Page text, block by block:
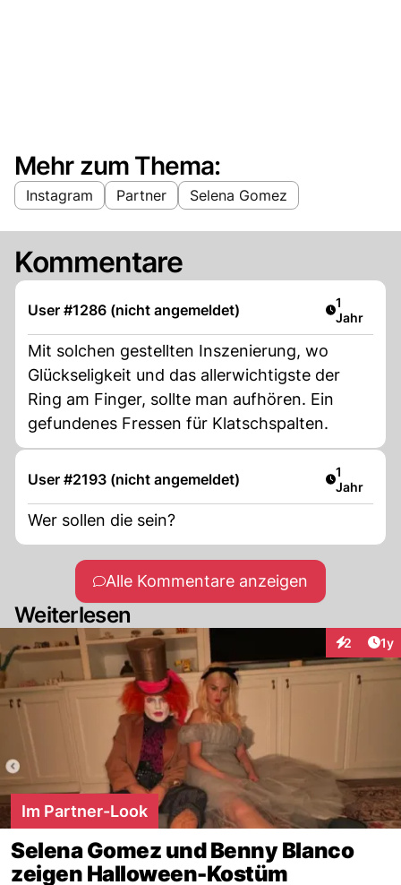
Mehr zum Thema:
Instagram Partner Selena Gomez
Kommentare
User #1286 (nicht angemeldet) Artikel
1
Jahr
Mit solchen gestellten Inszenierung, wo
Glückseligkeit und das allerwichtigste der
Ring am Finger, sollte man aufhören. Ein
gefundenes Fressen für Klatschspalten.
User #2193 (nicht angemeldet) Artikel
1
Jahr
Wer sollen die sein?
Alle Kommentare anzeigen
Weiterlesen
2 1y
Im Partner-Look
Selena Gomez und Benny Blanco
zeigen Halloween-Kostüm